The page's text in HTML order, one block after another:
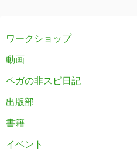
ワークショップ
動画
ペガの非スピ日記
出版部
書籍
イベント